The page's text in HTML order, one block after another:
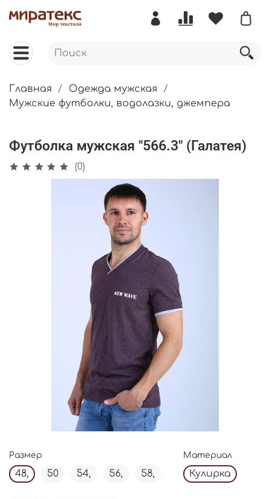
Главная
Одежда мужская
Мужские футболки, водолазки, джемпера
Футболка мужская "566.3" (Галатея)
(0)
Размер
48, 50 54, 56, 58,
Материал
Кулирка